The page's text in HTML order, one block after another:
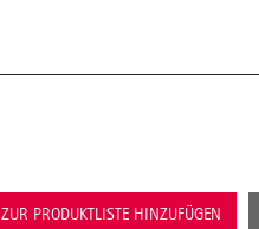
ZUR PRODUKTLISTE HINZUFÜGEN